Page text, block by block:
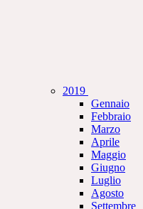
2019
Gennaio
Febbraio
Marzo
Aprile
Maggio
Giugno
Luglio
Agosto
Settembre